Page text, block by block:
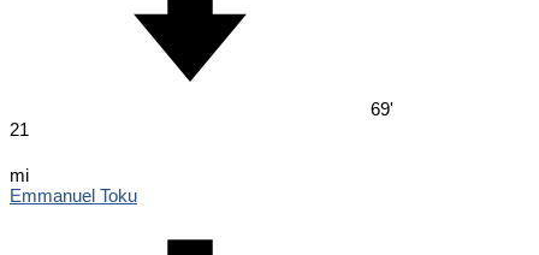
69'
21
mi
Emmanuel Toku